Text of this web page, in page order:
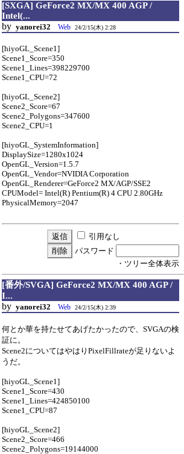
[SXGA] GeForce2 MX/MX 400 AGP /
Intel(...
by yanorei32 Web 24/2/15(木) 2:28
[hiyoGL_Scene1]
Scene1_Score=350
Scene1_Lines=398229700
Scene1_CPU=72
[hiyoGL_Scene2]
Scene2_Score=67
Scene2_Polygons=347600
Scene2_CPU=1
[hiyoGL_SystemInformation]
DisplaySize=1280x1024
OpenGL_Version=1.5.7
OpenGL_Vendor=NVIDIA Corporation
OpenGL_Renderer=GeForce2 MX/AGP/SSE2
CPUModel= Intel(R) Pentium(R) 4 CPU 2.80GHz
PhysicalMemory=2047
引用なし
パスワード
・ツリー全体表示
[番外/SVGA] GeForce2 MX/MX 400 AGP /
I...
by yanorei32 Web 24/2/15(木) 2:39
何とか華を持たせてあげたかったので、SVGAの検
証に。
Scene2についてはやはりPixelFillrateが足りないよ
うだ。
[hiyoGL_Scene1]
Scene1_Score=430
Scene1_Lines=424850100
Scene1_CPU=87
[hiyoGL_Scene2]
Scene2_Score=466
Scene2_Polygons=19144000